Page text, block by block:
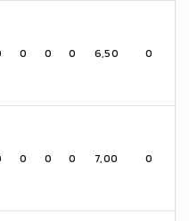
0 0 0 6,50 0
0 0 0 7,00 0